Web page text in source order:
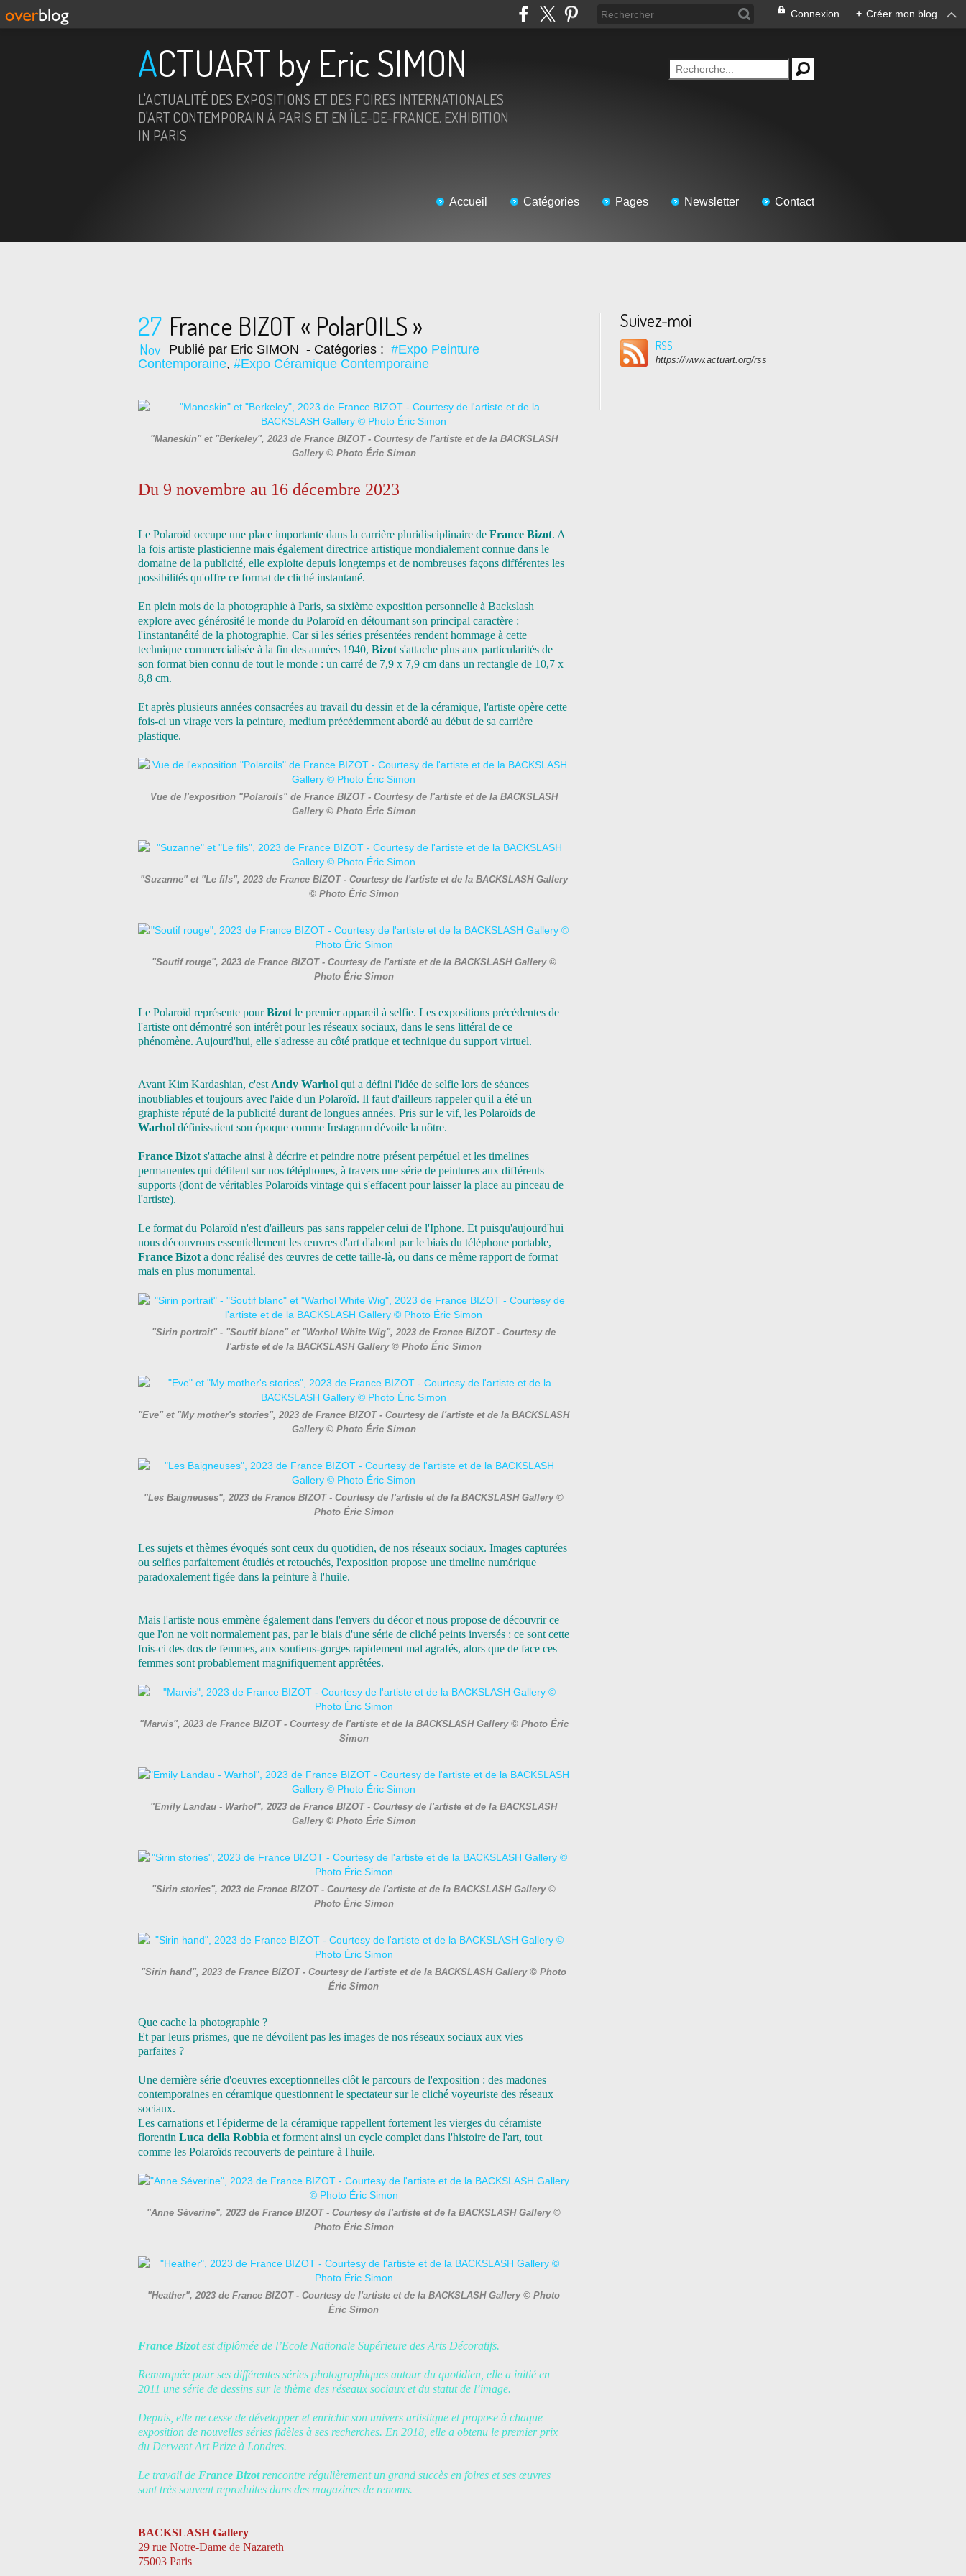
Connexion + Créer mon blog
ACTUART by Eric SIMON
L'ACTUALITÉ DES EXPOSITIONS ET DES FOIRES INTERNATIONALES
D'ART CONTEMPORAIN À PARIS ET EN ÎLE-DE-FRANCE. EXHIBITION
IN PARIS
Accueil Catégories Pages Newsletter Contact
27
Nov
France BIZOT « PolarOILS »
Publié par Eric SIMON - Catégories : #Expo Peinture
Contemporaine, #Expo Céramique Contemporaine
"Maneskin" et "Berkeley", 2023 de France BIZOT - Courtesy de l'artiste et de la BACKSLASH
Gallery © Photo Éric Simon
Du 9 novembre au 16 décembre 2023
Le Polaroïd occupe une place importante dans la carrière pluridisciplinaire de France Bizot. A
la fois artiste plasticienne mais également directrice artistique mondialement connue dans le
domaine de la publicité, elle exploite depuis longtemps et de nombreuses façons différentes les
possibilités qu'offre ce format de cliché instantané.
En plein mois de la photographie à Paris, sa sixième exposition personnelle à Backslash
explore avec générosité le monde du Polaroïd en détournant son principal caractère :
l'instantanéité de la photographie. Car si les séries présentées rendent hommage à cette
technique commercialisée à la fin des années 1940, Bizot s'attache plus aux particularités de
son format bien connu de tout le monde : un carré de 7,9 x 7,9 cm dans un rectangle de 10,7 x
8,8 cm.
Et après plusieurs années consacrées au travail du dessin et de la céramique, l'artiste opère cette
fois-ci un virage vers la peinture, medium précédemment abordé au début de sa carrière
plastique.
Vue de l'exposition "Polaroils" de France BIZOT - Courtesy de l'artiste et de la BACKSLASH
Gallery © Photo Éric Simon
"Suzanne" et "Le fils", 2023 de France BIZOT - Courtesy de l'artiste et de la BACKSLASH Gallery
© Photo Éric Simon
"Soutif rouge", 2023 de France BIZOT - Courtesy de l'artiste et de la BACKSLASH Gallery ©
Photo Éric Simon
Le Polaroïd représente pourBizot le premier appareil à selfie. Les expositions précédentes de
l'artiste ont démontré son intérêt pour les réseaux sociaux, dans le sens littéral de ce
phénomène. Aujourd'hui, elle s'adresse au côté pratique et technique du support virtuel.
Avant Kim Kardashian, c'est Andy Warhol qui a défini l'idée de selfie lors de séances
inoubliables et toujours avec l'aide d'un Polaroïd. Il faut d'ailleurs rappeler qu'il a été un
graphiste réputé de la publicité durant de longues années. Pris sur le vif, les Polaroïds de
Warhol définissaient son époque comme Instagram dévoile la nôtre.
France Bizot s'attache ainsi à décrire et peindre notre présent perpétuel et les timelines
permanentes qui défilent sur nos téléphones, à travers une série de peintures aux différents
supports (dont de véritables Polaroïds vintage qui s'effacent pour laisser la place au pinceau de
l'artiste).
Le format du Polaroïd n'est d'ailleurs pas sans rappeler celui de l'Iphone. Et puisqu'aujourd'hui
nous découvrons essentiellement les œuvres d'art d'abord par le biais du téléphone portable,
France Bizot a donc réalisé des œuvres de cette taille-là, ou dans ce même rapport de format
mais en plus monumental.
"Sirin portrait" - "Soutif blanc" et "Warhol White Wig", 2023 de France BIZOT - Courtesy de
l'artiste et de la BACKSLASH Gallery © Photo Éric Simon
"Eve" et "My mother's stories", 2023 de France BIZOT - Courtesy de l'artiste et de la BACKSLASH
Gallery © Photo Éric Simon
"Les Baigneuses", 2023 de France BIZOT - Courtesy de l'artiste et de la BACKSLASH Gallery ©
Photo Éric Simon
Les sujets et thèmes évoqués sont ceux du quotidien, de nos réseaux sociaux. Images capturées
ou selfies parfaitement étudiés et retouchés, l'exposition propose une timeline numérique
paradoxalement figée dans la peinture à l'huile.
Mais l'artiste nous emmène également dans l'envers du décor et nous propose de découvrir ce
que l'on ne voit normalement pas, par le biais d'une série de cliché peints inversés : ce sont cette
fois-ci des dos de femmes, aux soutiens-gorges rapidement mal agrafés, alors que de face ces
femmes sont probablement magnifiquement apprêtées.
"Marvis", 2023 de France BIZOT - Courtesy de l'artiste et de la BACKSLASH Gallery © Photo Éric
Simon
"Emily Landau - Warhol", 2023 de France BIZOT - Courtesy de l'artiste et de la BACKSLASH
Gallery © Photo Éric Simon
"Sirin stories", 2023 de France BIZOT - Courtesy de l'artiste et de la BACKSLASH Gallery ©
Photo Éric Simon
"Sirin hand", 2023 de France BIZOT - Courtesy de l'artiste et de la BACKSLASH Gallery © Photo
Éric Simon
Que cache la photographie ?
Et par leurs prismes, que ne dévoilent pas les images de nos réseaux sociaux aux vies
parfaites ?
Une dernière série d'oeuvres exceptionnelles clôt le parcours de l'exposition : des madones
contemporaines en céramique questionnent le spectateur sur le cliché voyeuriste des réseaux
sociaux.
Les carnations et l'épiderme de la céramique rappellent fortement les vierges du céramiste
florentin Luca della Robbia et forment ainsi un cycle complet dans l'histoire de l'art, tout
comme les Polaroïds recouverts de peinture à l'huile.
"Anne Séverine", 2023 de France BIZOT - Courtesy de l'artiste et de la BACKSLASH Gallery ©
Photo Éric Simon
"Heather", 2023 de France BIZOT - Courtesy de l'artiste et de la BACKSLASH Gallery © Photo
Éric Simon
France Bizotest diplômée de l’Ecole Nationale Supérieure des Arts Décoratifs.
Remarquée pour ses différentes séries photographiques autour du quotidien, elle a initié en
2011 une série de dessins sur le thème des réseaux sociaux et du statut de l’image.
Depuis, elle ne cesse de développer et enrichir son univers artistique et propose à chaque
exposition de nouvelles séries fidèles à ses recherches. En 2018, elle a obtenu le premier prix
du Derwent Art Prize à Londres.
Le travail de France Bizot rencontre régulièrement un grand succès en foires et ses œuvres
sont très souvent reproduites dans des magazines de renoms.
BACKSLASH Gallery
29 rue Notre-Dame de Nazareth
75003 Paris
Suivez-moi
RSS
https://www.actuart.org/rss